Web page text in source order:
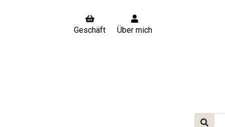
Geschäft Über mich